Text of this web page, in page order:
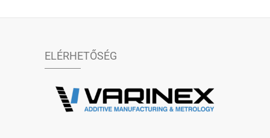
ELÉRHETŐSÉG